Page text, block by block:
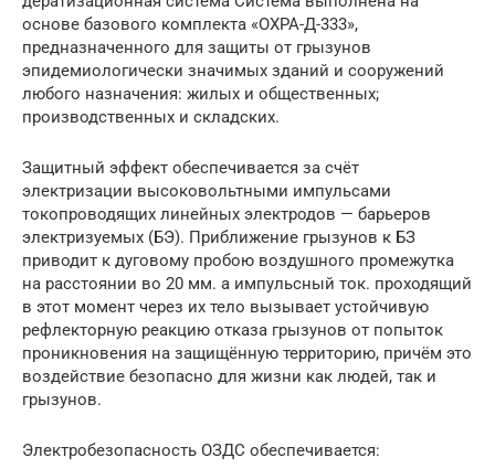
основе базового комплекта «ОХРА-Д-333»,
предназначенного для защиты от грызунов
эпидемиологически значимых зданий и сооружений
любого назначения: жилых и общественных;
производственных и складских.
Защитный эффект обеспечивается за счёт
электризации высоковольтными импульсами
токопроводящих линейных электродов — барьеров
электризуемых (БЭ). Приближение грызунов к БЗ
приводит к дуговому пробою воздушного промежутка
на расстоянии во 20 мм. а импульсный ток. проходящий
в этот момент через их тело вызывает устойчивую
рефлекторную реакцию отказа грызунов от попыток
проникновения на защищённую территорию, причём это
воздействие безопасно для жизни как людей, так и
грызунов.
Электробезопасность ОЗДС обеспечивается: